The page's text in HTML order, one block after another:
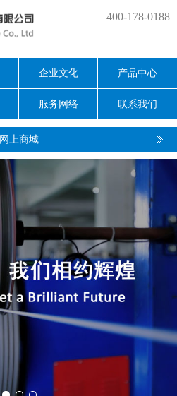
400-178-0188
企业文化 产品中心
服务网络 联系我们
网上商城